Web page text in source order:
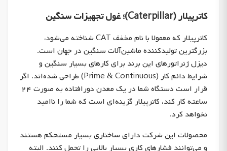
کاترپیلار (Caterpillar)؛ غول تجهیزات سنگین
کاترپیلار که معمولا با نام مخفف CAT شناخته می‌شود،
بزرگترین تولیدکننده ماشین‌آلات سنگین در جهان است.
دیزل ژنراتورهای این برند برای کارهای بسیار سنگین و
شرایط دائم کار (Prime & Continuous) طراحی شده‌اند. اگر
قرار است دستگاه شما در یک معدن دورافتاده به صورت ۲۴
ساعته کار کند، کاترپیلار گزینه‌ای است که شما را ناامید
نخواهد کرد.
محصولات این شرکت دارای ساختاری بسیار مستحکم هستند
و می‌توانند فشارهای کاری بسیار بالایی را تحمل کنند. البته